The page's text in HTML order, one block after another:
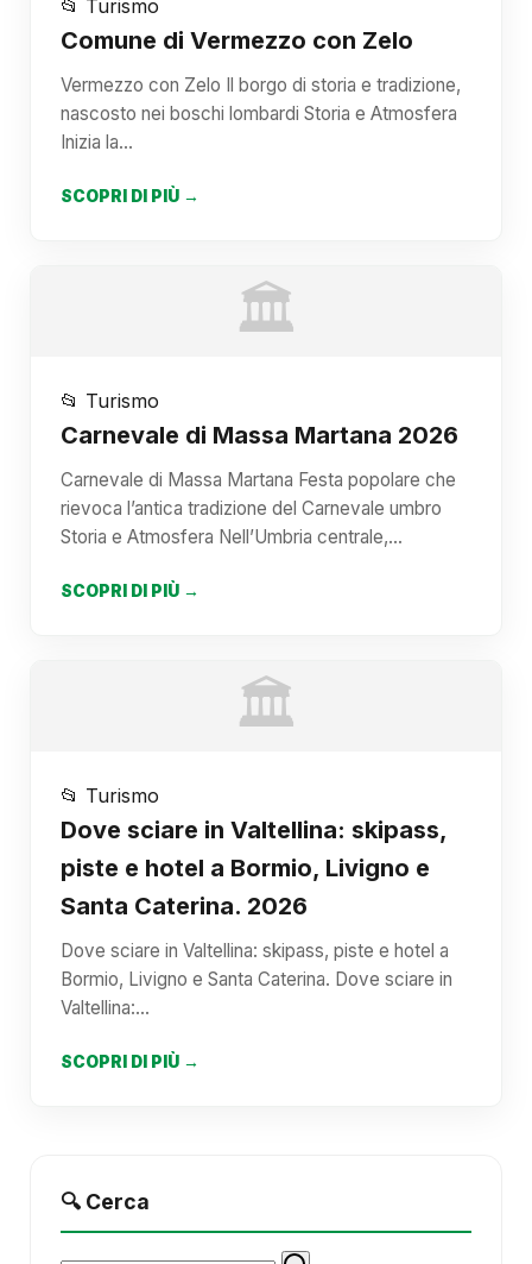
📂 Turismo
Comune di Vermezzo con Zelo
Vermezzo con Zelo Il borgo di storia e tradizione,
nascosto nei boschi lombardi Storia e Atmosfera
Inizia la…
SCOPRI DI PIÙ →
🏛️
📂 Turismo
Carnevale di Massa Martana 2026
Carnevale di Massa Martana Festa popolare che
rievoca l’antica tradizione del Carnevale umbro
Storia e Atmosfera Nell’Umbria centrale,…
SCOPRI DI PIÙ →
🏛️
📂 Turismo
Dove sciare in Valtellina: skipass,
piste e hotel a Bormio, Livigno e
Santa Caterina. 2026
Dove sciare in Valtellina: skipass, piste e hotel a
Bormio, Livigno e Santa Caterina. Dove sciare in
Valtellina:…
SCOPRI DI PIÙ →
🔍 Cerca